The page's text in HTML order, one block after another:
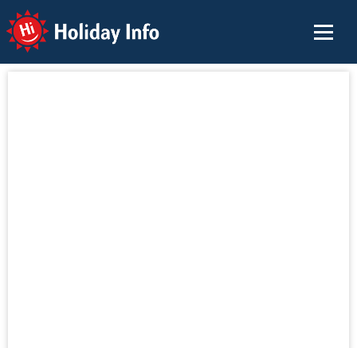
Holiday Info